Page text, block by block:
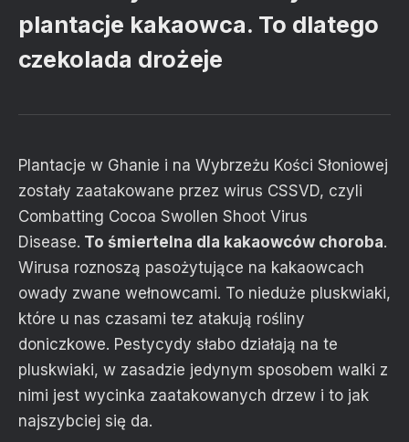
plantacje kakaowca. To dlatego
czekolada drożeje
Plantacje w Ghanie i na Wybrzeżu Kości Słoniowej
zostały zaatakowane przez wirus CSSVD, czyli
Combatting Cocoa Swollen Shoot Virus
Disease. To śmiertelna dla kakaowców choroba.
Wirusa roznoszą pasożytujące na kakaowcach
owady zwane wełnowcami. To nieduże pluskwiaki,
które u nas czasami tez atakują rośliny
doniczkowe. Pestycydy słabo działają na te
pluskwiaki, w zasadzie jedynym sposobem walki z
nimi jest wycinka zaatakowanych drzew i to jak
najszybciej się da.